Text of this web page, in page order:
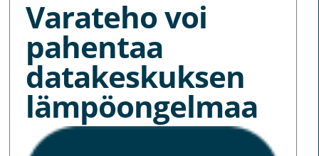
Varateho voi
pahentaa
datakeskuksen
lämpöongelmaa